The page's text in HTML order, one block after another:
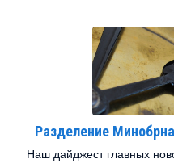
Разделение
Наш дайджест главных